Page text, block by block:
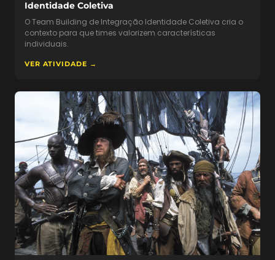
Identidade Coletiva
O Team Building de Integração Identidade Coletiva cria o
contexto para que times valorizem características
individuais.
VER ATIVIDADE →